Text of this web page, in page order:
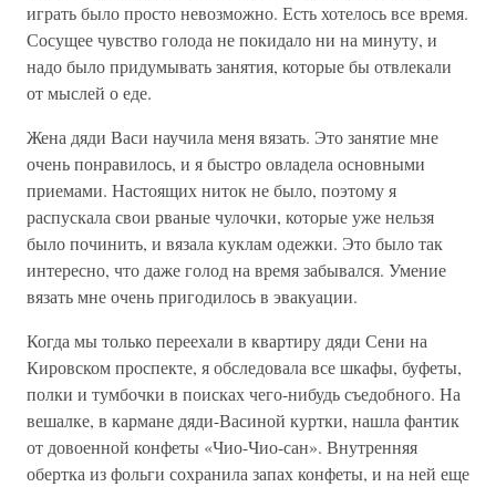
играть было просто невозможно. Есть хотелось все время.
Сосущее чувство голода не покидало ни на минуту, и
надо было придумывать занятия, которые бы отвлекали
от мыслей о еде.
Жена дяди Васи научила меня вязать. Это занятие мне
очень понравилось, и я быстро овладела основными
приемами. Настоящих ниток не было, поэтому я
распускала свои рваные чулочки, которые уже нельзя
было починить, и вязала куклам одежки. Это было так
интересно, что даже голод на время забывался. Умение
вязать мне очень пригодилось в эвакуации.
Когда мы только переехали в квартиру дяди Сени на
Кировском проспекте, я обследовала все шкафы, буфеты,
полки и тумбочки в поисках чего-нибудь съедобного. На
вешалке, в кармане дяди-Васиной куртки, нашла фантик
от довоенной конфеты «Чио-Чио-сан». Внутренняя
обертка из фольги сохранила запах конфеты, и на ней еще